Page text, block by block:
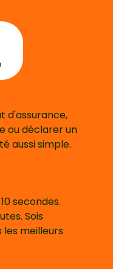
d'assurance,
ou déclarer un
aussi simple.
secondes.
Sois
meilleurs